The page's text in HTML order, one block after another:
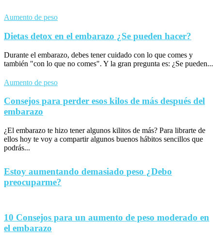
Aumento de peso
Dietas detox en el embarazo ¿Se pueden hacer?
Durante el embarazo, debes tener cuidado con lo que comes y
también "con lo que no comes". Y la gran pregunta es: ¿Se pueden...
Aumento de peso
Consejos para perder esos kilos de más después del
embarazo
¿El embarazo te hizo tener algunos kilitos de más? Para librarte de
ellos hoy te voy a compartir algunos buenos hábitos sencillos que
podrás...
Estoy aumentando demasiado peso ¿Debo
preocuparme?
10 Consejos para un aumento de peso moderado en
el embarazo